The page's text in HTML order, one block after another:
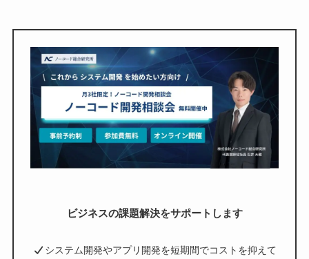
ビジネスの課題解決をサポートします
システム開発やアプリ開発を短期間でコストを抑えて